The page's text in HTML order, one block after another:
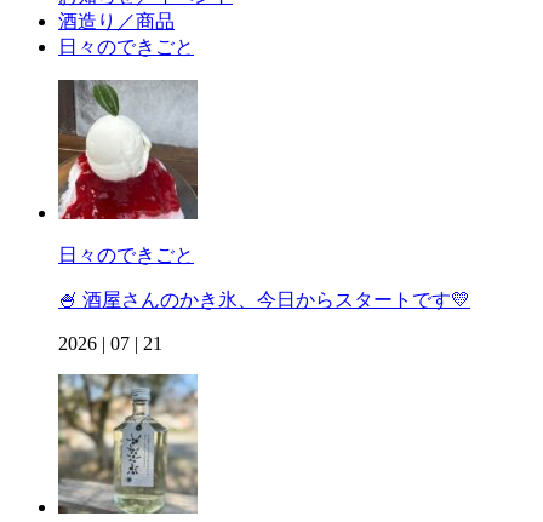
酒造り／商品
日々のできごと
日々のできごと
🍧 酒屋さんのかき氷、今日からスタートです💛
2026 | 07 | 21